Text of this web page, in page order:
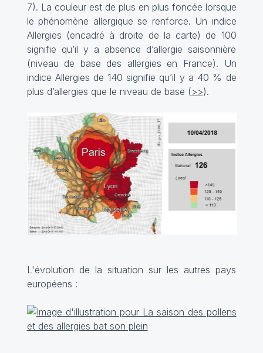
7). La couleur est de plus en plus foncée lorsque
le phénomène allergique se renforce. Un indice
Allergies (encadré à droite de la carte) de 100
signifie qu’il y a absence d’allergie saisonnière
(niveau de base des allergies en France). Un
indice Allergies de 140 signifie qu’il y a 40 % de
plus d’allergies que le niveau de base (>>).
L'évolution de la situation sur les autres pays
européens :